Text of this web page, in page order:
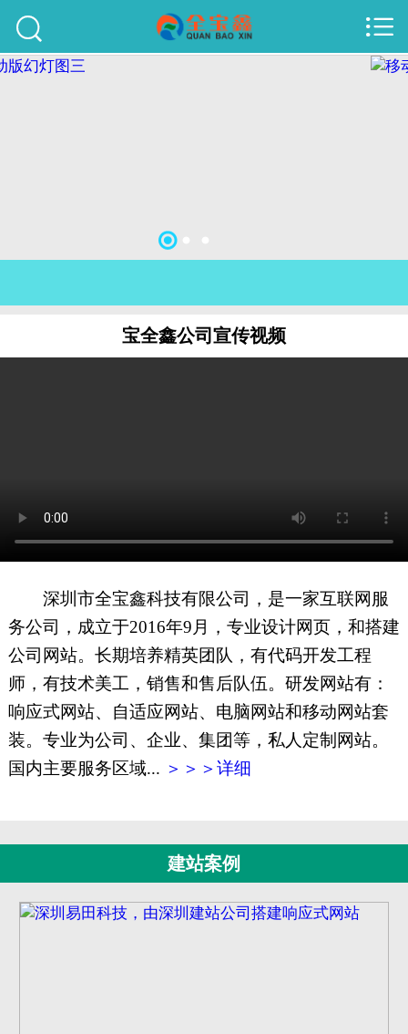
关于我们
联系我们
51La
XML地图


宝全鑫公司宣传视频
深圳市全宝鑫科技有限公司，是一家互联网服
务公司，成立于2016年9月，专业设计网页，和搭建
公司网站。长期培养精英团队，有代码开发工程
师，有技术美工，销售和售后队伍。研发网站有：
响应式网站、自适应网站、电脑网站和移动网站套
装。专业为公司、企业、集团等，私人定制网站。
国内主要服务区域... ＞＞＞详细
建站案例